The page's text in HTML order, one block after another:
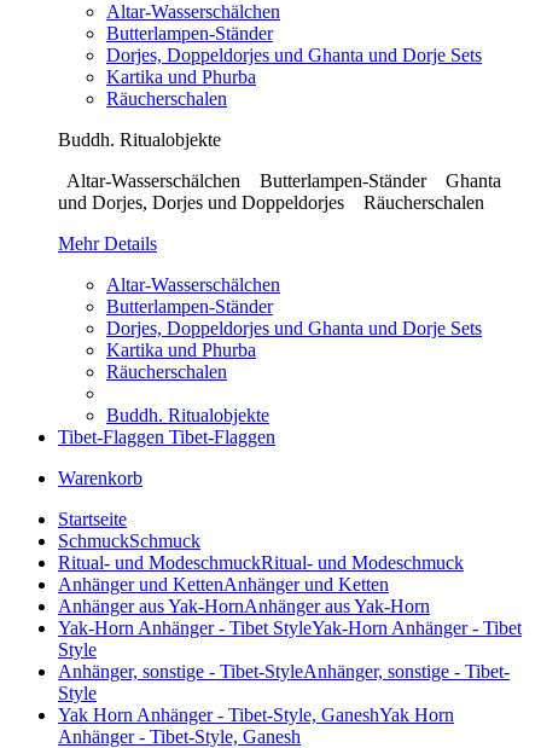
Altar-Wasserschälchen
Butterlampen-Ständer
Dorjes, Doppeldorjes und Ghanta und Dorje Sets
Kartika und Phurba
Räucherschalen
Buddh. Ritualobjekte
Altar-Wasserschälchen Butterlampen-Ständer Ghanta
und Dorjes, Dorjes und Doppeldorjes Räucherschalen
Mehr Details
Altar-Wasserschälchen
Butterlampen-Ständer
Dorjes, Doppeldorjes und Ghanta und Dorje Sets
Kartika und Phurba
Räucherschalen
Buddh. Ritualobjekte
Tibet-Flaggen Tibet-Flaggen
Warenkorb
Startseite
SchmuckSchmuck
Ritual- und ModeschmuckRitual- und Modeschmuck
Anhänger und KettenAnhänger und Ketten
Anhänger aus Yak-HornAnhänger aus Yak-Horn
Yak-Horn Anhänger - Tibet StyleYak-Horn Anhänger - Tibet
Style
Anhänger, sonstige - Tibet-StyleAnhänger, sonstige - Tibet-
Style
Yak Horn Anhänger - Tibet-Style, GaneshYak Horn
Anhänger - Tibet-Style, Ganesh